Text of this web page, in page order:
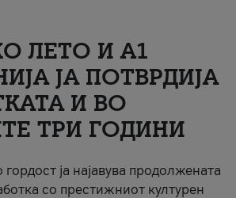
ЛЕТО И A1
ЈА ПОТВРДИЈА
И ВО
ТРИ ГОДИНИ
ја најавува продолжената
со престижниот културен